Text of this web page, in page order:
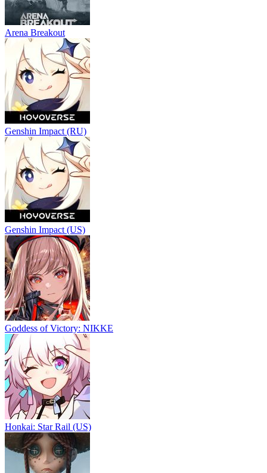
Arena Breakout
Genshin Impact (RU)
Genshin Impact (US)
Goddess of Victory: NIKKE
Honkai: Star Rail (US)